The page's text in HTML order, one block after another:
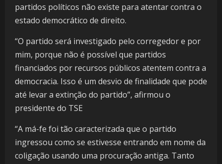
partidos políticos não existe para atentar contra o
estado democrático de direito.
“O partido será investigado pelo corregedor e por
mim, porque não é possível que partidos
financiados por recursos públicos atentem contra a
democracia. Isso é um desvio de finalidade que pode
até levar a extinção do partido”, afirmou o
presidente do TSE
“A má-fe foi tão caracterizada que o partido
ingressou como se estivesse entrando em nome da
coligação usando uma procuração antiga. Tanto